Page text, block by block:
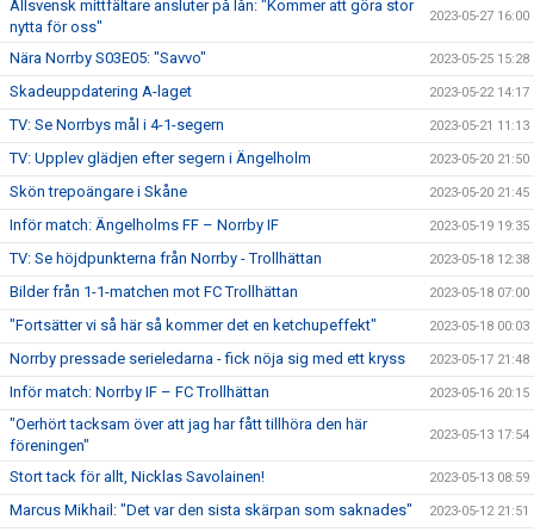
Allsvensk mittfältare ansluter på lån: "Kommer att göra stor
nytta för oss"
2023-05-27 16:00
Nära Norrby S03E05: "Savvo" 2023-05-25 15:28
Skadeuppdatering A-laget 2023-05-22 14:17
TV: Se Norrbys mål i 4-1-segern 2023-05-21 11:13
TV: Upplev glädjen efter segern i Ängelholm 2023-05-20 21:50
Skön trepoängare i Skåne 2023-05-20 21:45
Inför match: Ängelholms FF – Norrby IF 2023-05-19 19:35
TV: Se höjdpunkterna från Norrby - Trollhättan 2023-05-18 12:38
Bilder från 1-1-matchen mot FC Trollhättan 2023-05-18 07:00
"Fortsätter vi så här så kommer det en ketchupeffekt" 2023-05-18 00:03
Norrby pressade serieledarna - fick nöja sig med ett kryss 2023-05-17 21:48
Inför match: Norrby IF – FC Trollhättan 2023-05-16 20:15
"Oerhört tacksam över att jag har fått tillhöra den här
föreningen"
2023-05-13 17:54
Stort tack för allt, Nicklas Savolainen! 2023-05-13 08:59
Marcus Mikhail: "Det var den sista skärpan som saknades" 2023-05-12 21:51